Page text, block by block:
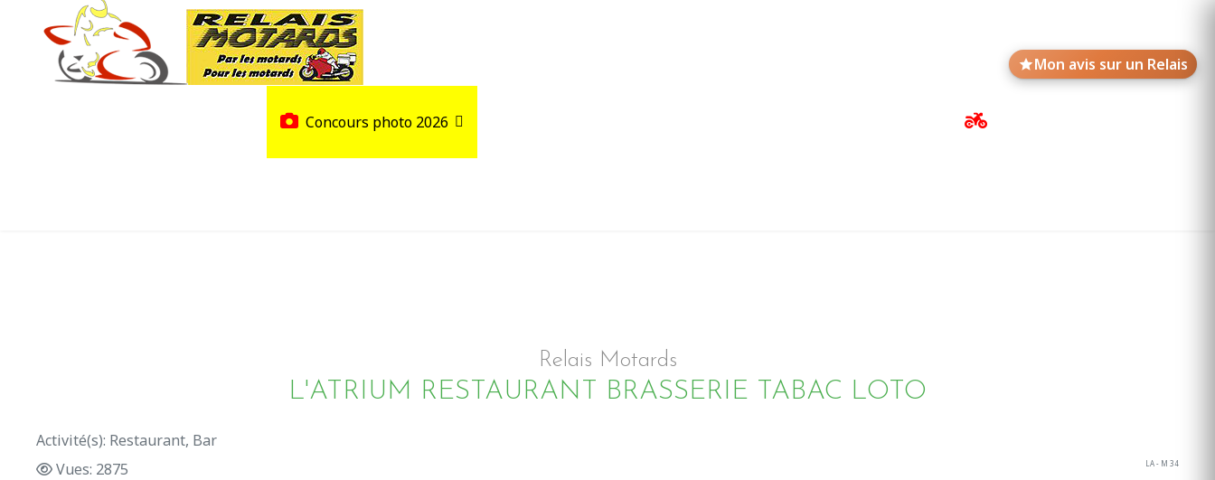
Mon avis sur un Relais
Concours photo 2026
Relais Motards
L'ATRIUM RESTAURANT BRASSERIE TABAC LOTO
Activité(s): Restaurant, Bar
Vues: 2875
LA - M 34